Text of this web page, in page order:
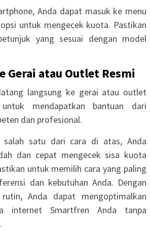
Anda dapat masuk ke menu
untuk mengecek kuota. Pastikan
yang sesuai dengan model
Gerai atau Outlet Resmi
langsung ke gerai atau outlet
mendapatkan bantuan dari
dan profesional.
salah satu dari cara di atas, Anda
dan cepat mengecek sisa kuota
untuk memilih cara yang paling
dan kebutuhan Anda. Dengan
Anda dapat mengoptimalkan
internet Smartfren Anda tanpa